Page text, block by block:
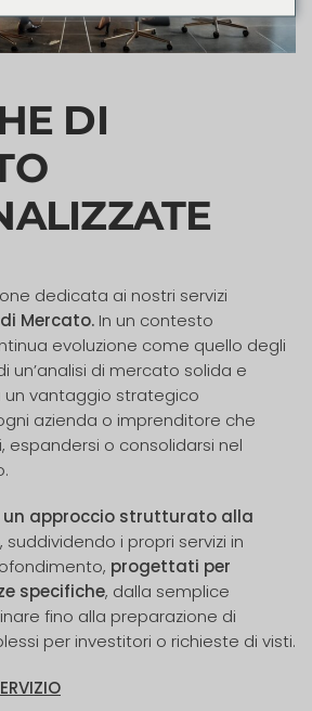
DI
dedicata ai nostri servizi
Mercato. In un contesto
evoluzione come quello degli
un’analisi di mercato solida e
vantaggio strategico
azienda o imprenditore che
espandersi o consolidarsi nel
un approccio strutturato alla
, suddividendo i propri servizi in
progettati per
specifiche, dalla semplice
fino alla preparazione di
per investitori o richieste di visti.